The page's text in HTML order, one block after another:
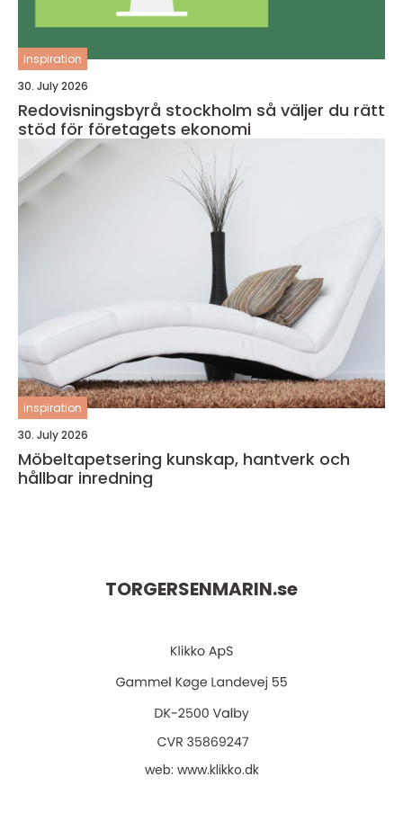
inspiration
30. July 2026
Redovisningsbyrå stockholm så väljer du rätt
stöd för företagets ekonomi
inspiration
30. July 2026
Möbeltapetsering kunskap, hantverk och
hållbar inredning
TORGERSENMARIN.se
web: www.klikko.dk